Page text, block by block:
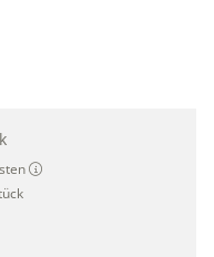
200 x 200 x Ø 2-3,6cm"